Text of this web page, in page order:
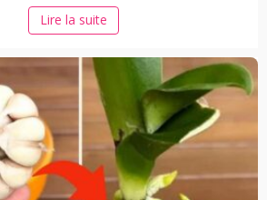
Lire la suite